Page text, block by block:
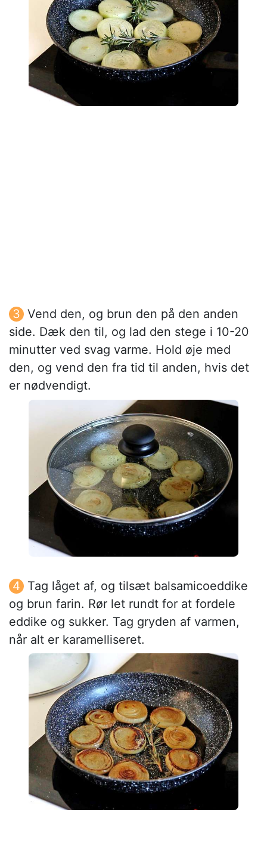
Vend den, og brun den på den anden
side. Dæk den til, og lad den stege i 10-20
minutter ved svag varme. Hold øje med
den, og vend den fra tid til anden, hvis det
er nødvendigt.
Tag låget af, og tilsæt balsamicoeddike
og brun farin. Rør let rundt for at fordele
eddike og sukker. Tag gryden af varmen,
når alt er karamelliseret.